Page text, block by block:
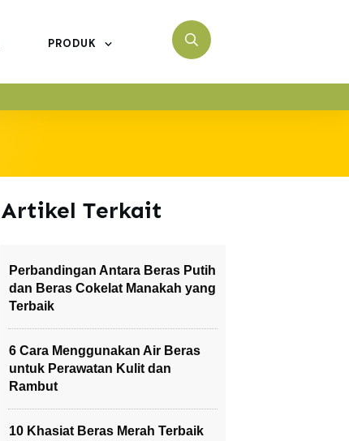
PRODUK
Artikel Terkait
Perbandingan Antara Beras Putih
dan Beras Cokelat Manakah yang
Terbaik
6 Cara Menggunakan Air Beras
untuk Perawatan Kulit dan
Rambut
10 Khasiat Beras Merah Terbaik